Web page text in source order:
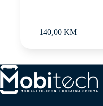
140,00 KM